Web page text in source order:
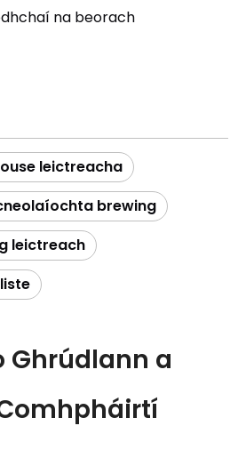
na beorach
leictreacha
brewing
leictreach
Ghrúdlann a